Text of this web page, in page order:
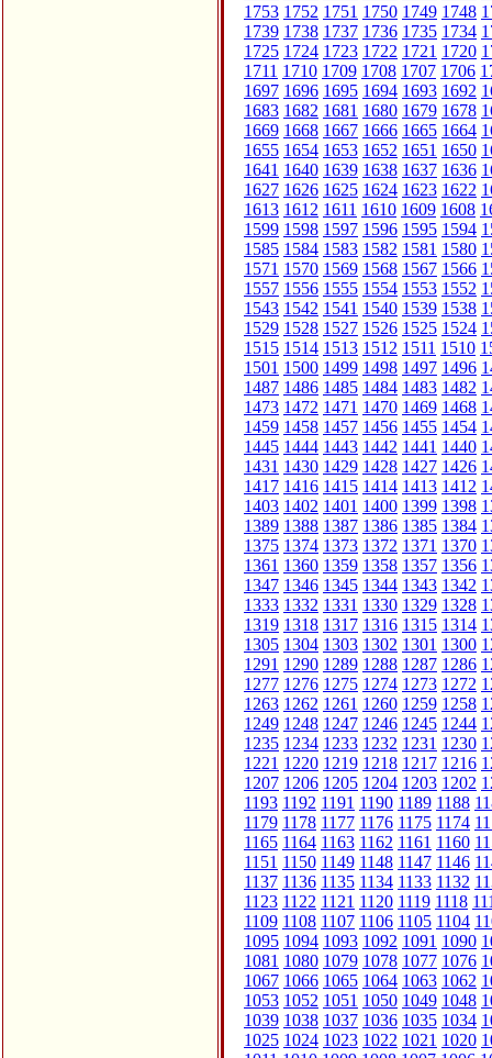
1753 1752 1751 1750 1749 1748
1739 1738 1737 1736 1735 1734
1725 1724 1723 1722 1721 1720
1711 1710 1709 1708 1707 1706
1697 1696 1695 1694 1693 1692
1683 1682 1681 1680 1679 1678
1669 1668 1667 1666 1665 1664
1655 1654 1653 1652 1651 1650
1641 1640 1639 1638 1637 1636
1627 1626 1625 1624 1623 1622
1613 1612 1611 1610 1609 1608
1599 1598 1597 1596 1595 1594
1585 1584 1583 1582 1581 1580
1571 1570 1569 1568 1567 1566
1557 1556 1555 1554 1553 1552
1543 1542 1541 1540 1539 1538
1529 1528 1527 1526 1525 1524
1515 1514 1513 1512 1511 1510
1501 1500 1499 1498 1497 1496
1487 1486 1485 1484 1483 1482
1473 1472 1471 1470 1469 1468
1459 1458 1457 1456 1455 1454
1445 1444 1443 1442 1441 1440
1431 1430 1429 1428 1427 1426
1417 1416 1415 1414 1413 1412
1403 1402 1401 1400 1399 1398
1389 1388 1387 1386 1385 1384
1375 1374 1373 1372 1371 1370
1361 1360 1359 1358 1357 1356
1347 1346 1345 1344 1343 1342
1333 1332 1331 1330 1329 1328
1319 1318 1317 1316 1315 1314
1305 1304 1303 1302 1301 1300
1291 1290 1289 1288 1287 1286
1277 1276 1275 1274 1273 1272
1263 1262 1261 1260 1259 1258
1249 1248 1247 1246 1245 1244
1235 1234 1233 1232 1231 1230
1221 1220 1219 1218 1217 1216
1207 1206 1205 1204 1203 1202
1193 1192 1191 1190 1189 1188
1179 1178 1177 1176 1175 1174
1165 1164 1163 1162 1161 1160
1151 1150 1149 1148 1147 1146
1137 1136 1135 1134 1133 1132
1123 1122 1121 1120 1119 1118
1109 1108 1107 1106 1105 1104
1095 1094 1093 1092 1091 1090
1081 1080 1079 1078 1077 1076
1067 1066 1065 1064 1063 1062
1053 1052 1051 1050 1049 1048
1039 1038 1037 1036 1035 1034
1025 1024 1023 1022 1021 1020